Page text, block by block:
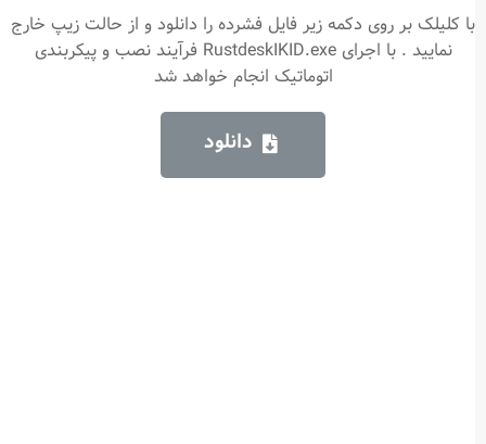
با کلیلک بر روی دکمه زیر فایل فشرده را دانلود و از حالت زیپ خارج
نمایید . با اجرای RustdeskIKID.exe فرآیند نصب و پیکربندی
اتوماتیک انجام خواهد شد
دانلود